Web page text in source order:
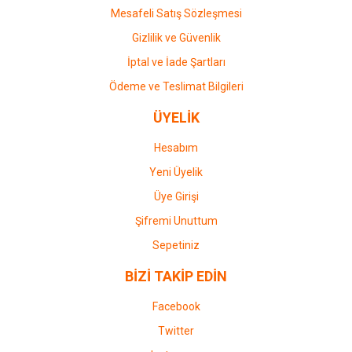
Mesafeli Satış Sözleşmesi
Gizlilik ve Güvenlik
İptal ve İade Şartları
Ödeme ve Teslimat Bilgileri
ÜYELİK
Hesabım
Yeni Üyelik
Üye Girişi
Şifremi Unuttum
Sepetiniz
BİZİ TAKİP EDİN
Facebook
Twitter